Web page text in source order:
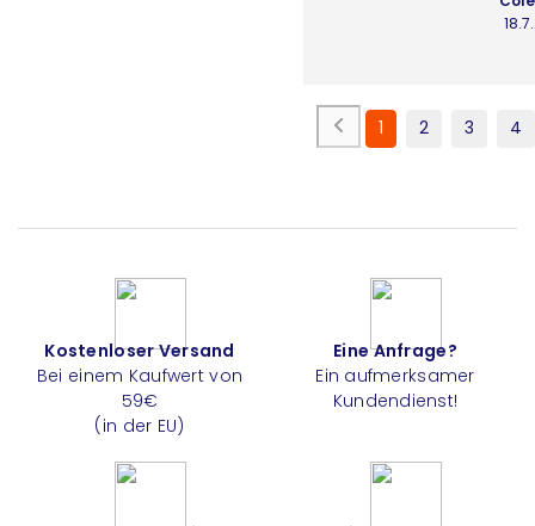
1 2 3 4
Kostenloser Versand
Bei einem Kaufwert von
59€
(in der EU)
Eine Anfrage?
Ein aufmerksamer
Kundendienst!